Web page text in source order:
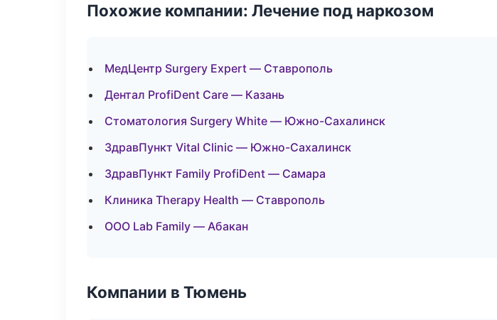
Похожие компании: Лечение под наркозом
МедЦентр Surgery Expert — Ставрополь
Дентал ProfiDent Care — Казань
Стоматология Surgery White — Южно-Сахалинск
ЗдравПункт Vital Clinic — Южно-Сахалинск
ЗдравПункт Family ProfiDent — Самара
Клиника Therapy Health — Ставрополь
ООО Lab Family — Абакан
Компании в Тюмень